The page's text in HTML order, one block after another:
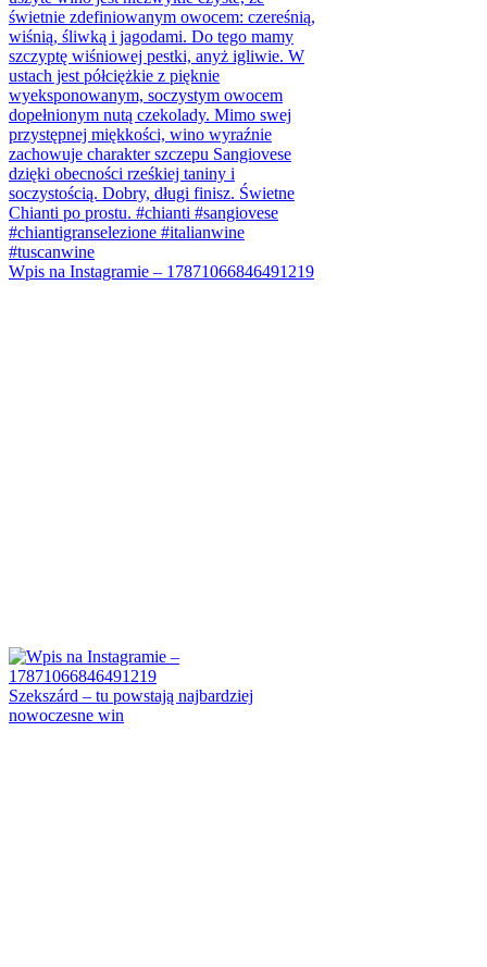
Wpis na Instagramie – 17871066846491219
Szekszárd – tu powstają najbardziej
nowoczesne win